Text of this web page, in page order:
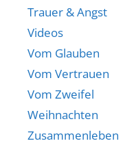
Trauer & Angst
Videos
Vom Glauben
Vom Vertrauen
Vom Zweifel
Weihnachten
Zusammenleben